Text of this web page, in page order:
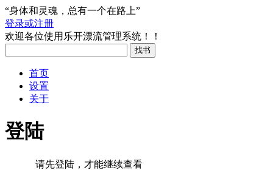
“身体和灵魂，总有一个在路上”
登录或注册
欢迎各位使用乐开漂流管理系统！！
首页
设置
关于
登陆
请先登陆，才能继续查看